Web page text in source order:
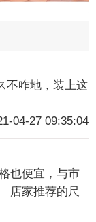
不咋地，装上这
04-27 09:35:04
也便宜，与市
店家推荐的尺